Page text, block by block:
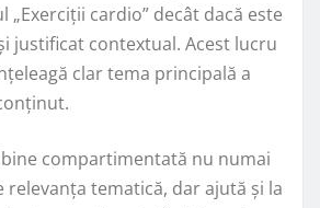
„Exerciții cardio” decât dacă este
justificat contextual. Acest lucru
clar tema principală a
bine compartimentată nu numai
relevanța tematică, dar ajută și la